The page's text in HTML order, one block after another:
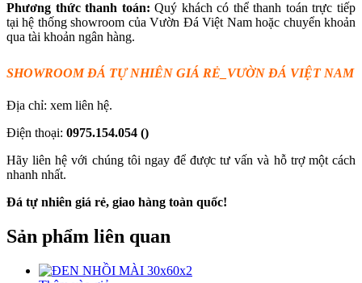
Phương thức thanh toán: Quý khách có thể thanh toán trực tiếp
tại hệ thống showroom của Vườn Đá Việt Nam hoặc chuyển khoản
qua tài khoản ngân hàng.
SHOWROOM ĐÁ TỰNHIÊN GIÁ RẺ _VƯỜN ĐÁ VIỆT NAM
Địa chỉ: xem liên hệ.
Điện thoại: 0975.154.054 ()
Hãy liên hệ với chúng tôi ngay để được tư vấn và hỗ trợ một cách
nhanh nhất.
Đá tự nhiên giá rẻ, giao hàng toàn quốc!
Sản phẩm liên quan